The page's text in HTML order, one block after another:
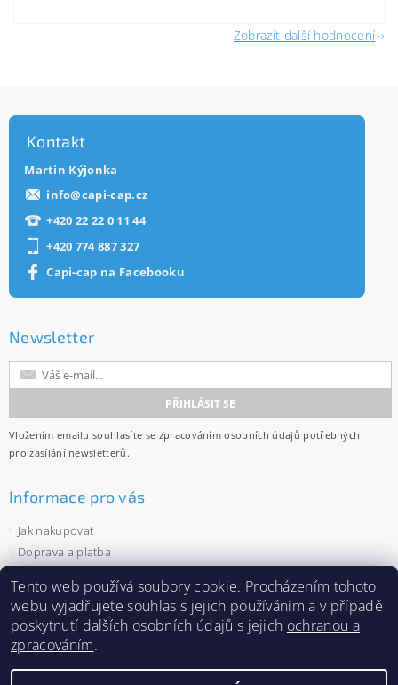
Zobrazit další hodnocení
Kontakt
Martin Kýjonka
info@capi-cap.cz
+420 22 22 0 11 44
+420 774 887 327
Capi-cap na Facebooku
Newsletter
Vložením emailu souhlasíte se zpracováním osobních údajů potřebných
pro zasílání newsletterů.
Informace pro vás
Jak nakupovat
Doprava a platba
Ochrana osobních údajů
Velkoobchod
Zásady používání souborů cookies
Tento web používá soubory cookie. Procházením tohoto
webu vyjadřujete souhlas s jejich používáním a v případě
poskytnutí dalších osobních údajů s jejich ochranou a
zpracováním.